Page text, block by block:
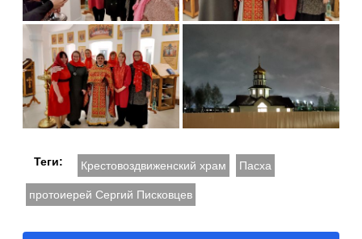
Теги: Крестовоздвиженский храм Пасха
протоиерей Сергий Писковцев